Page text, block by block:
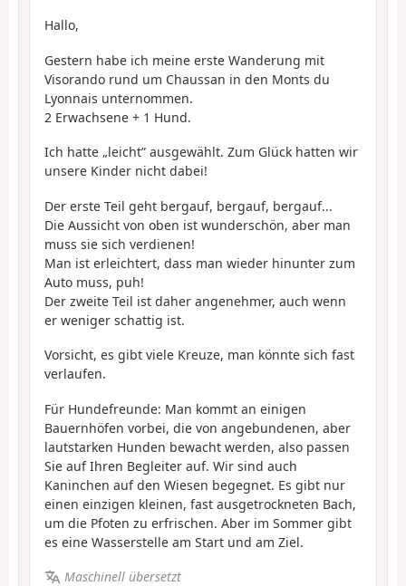
Hallo,
Gestern habe ich meine erste Wanderung mit
Visorando rund um Chaussan in den Monts du
Lyonnais unternommen.
2 Erwachsene + 1 Hund.
Ich hatte „leicht” ausgewählt. Zum Glück hatten wir
unsere Kinder nicht dabei!
Der erste Teil geht bergauf, bergauf, bergauf...
Die Aussicht von oben ist wunderschön, aber man
muss sie sich verdienen!
Man ist erleichtert, dass man wieder hinunter zum
Auto muss, puh!
Der zweite Teil ist daher angenehmer, auch wenn
er weniger schattig ist.
Vorsicht, es gibt viele Kreuze, man könnte sich fast
verlaufen.
Für Hundefreunde: Man kommt an einigen
Bauernhöfen vorbei, die von angebundenen, aber
lautstarken Hunden bewacht werden, also passen
Sie auf Ihren Begleiter auf. Wir sind auch
Kaninchen auf den Wiesen begegnet. Es gibt nur
einen einzigen kleinen, fast ausgetrockneten Bach,
um die Pfoten zu erfrischen. Aber im Sommer gibt
es eine Wasserstelle am Start und am Ziel.
Maschinell übersetzt